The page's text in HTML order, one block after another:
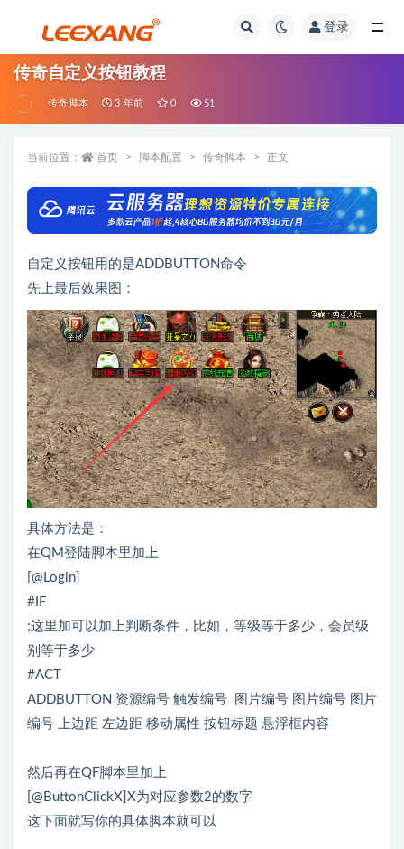
登录
传奇自定义按钮教程
传奇脚本 3 年前 0 51
当前位置： 首页 脚本配置 传奇脚本 正文
自定义按钮用的是ADDBUTTON命令
先上最后效果图：
具体方法是：
在QM登陆脚本里加上
[@Login]
#IF
;这里加可以加上判断条件，比如，等级等于多少，会员级
别等于多少
#ACT
ADDBUTTON 资源编号 触发编号 图片编号 图片编号 图片
编号 上边距 左边距 移动属性 按钮标题 悬浮框内容
然后再在QF脚本里加上
[@ButtonClickX]X为对应参数2的数字
这下面就写你的具体脚本就可以